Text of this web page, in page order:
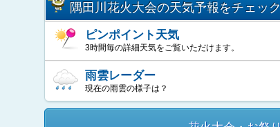
隅田川花火大会の天気予報をチェック
ピンポイント天気
3時間毎の詳細天気をご覧いただけます。
雨雲レーダー
現在の雨雲の様子は？